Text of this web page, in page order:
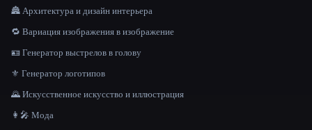
🏯 Архитектура и дизайн интерьера
🔁 Вариация изображения в изображение
🪪 Генератор выстрелов в голову
⚜️ Генератор логотипов
🌄 Искусственное искусство и иллюстрация
👩‍🎤 Мода